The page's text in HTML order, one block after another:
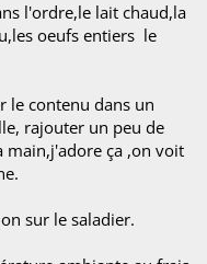
l'ordre,le lait chaud,la
oeufs entiers le
le contenu dans un
rajouter un peu de
main,j'adore ça ,on voit
sur le saladier.